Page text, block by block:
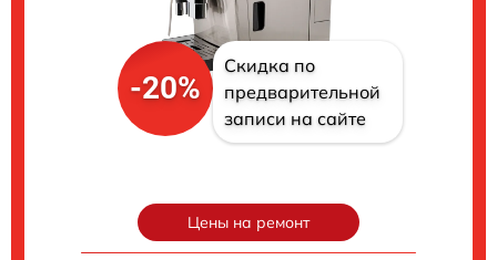
-20%
Скидка по
предварительной
записи на сайте
Цены на ремонт